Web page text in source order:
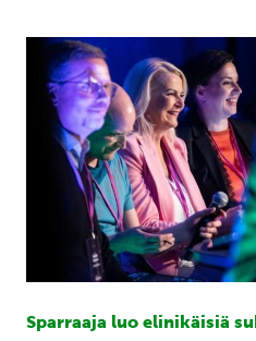
Sparraaja luo elinikäisiä